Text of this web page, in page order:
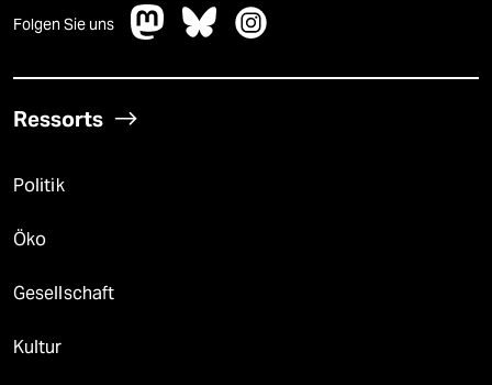
Folgen Sie uns
Ressorts
Politik
Öko
Gesellschaft
Kultur